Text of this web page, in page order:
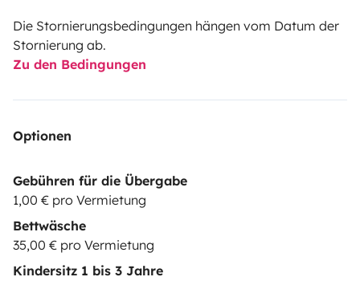
Die Stornierungsbedingungen hängen vom Datum der
Stornierung ab.
Zu den Bedingungen
Optionen
Gebühren für die Übergabe
1,00 € pro Vermietung
Bettwäsche
35,00 € pro Vermietung
Kindersitz 1 bis 3 Jahre